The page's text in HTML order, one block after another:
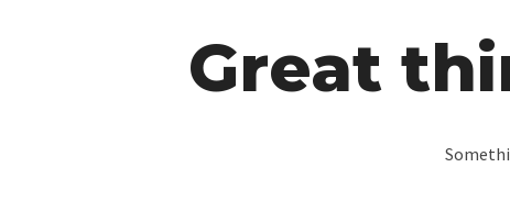
Great